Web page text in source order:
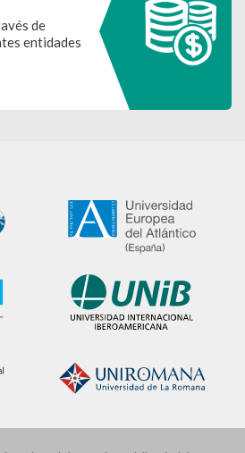
de
entidades